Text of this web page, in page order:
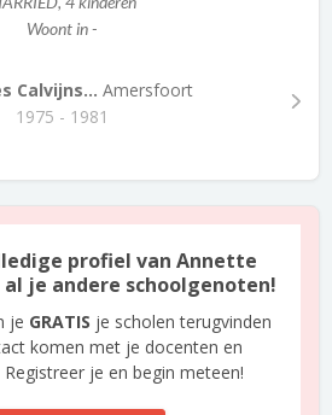
Woont in -
Calvijns... Amersfoort
1975 - 1981
profiel van Annette
je andere schoolgenoten!
je GRATIS je scholen terugvinden
komen met je docenten en
je en begin meteen!